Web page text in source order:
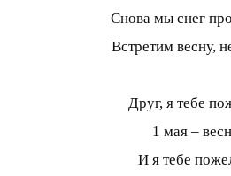
Снова мы снег
Встретим весну,
Друг, я тебе
1 мая –
И я тебе